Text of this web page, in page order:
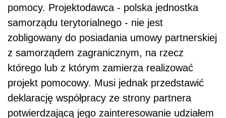
pomocy. Projektodawca - polska jednostka
samorządu terytorialnego - nie jest
zobligowany do posiadania umowy partnerskiej
z samorządem zagranicznym, na rzecz
którego lub z którym zamierza realizować
projekt pomocowy. Musi jednak przedstawić
deklarację współpracy ze strony partnera
potwierdzającą jego zainteresowanie udziałem